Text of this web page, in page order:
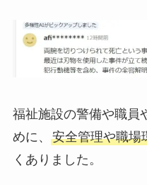
福祉施設の警備や職員
めに、 安全管理や職場
くありました。